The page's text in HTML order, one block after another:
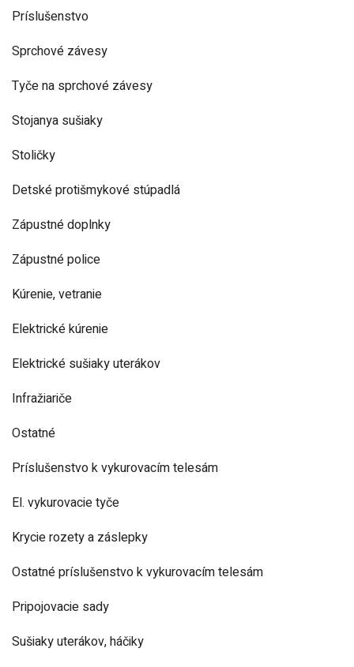
Príslušenstvo
Sprchové závesy
Tyče na sprchové závesy
Stojanya sušiaky
Stoličky
Detské protišmykové stúpadlá
Zápustné doplnky
Zápustné police
Kúrenie, vetranie
Elektrické kúrenie
Elektrické sušiaky uterákov
Infražiariče
Ostatné
Príslušenstvo k vykurovacím telesám
El. vykurovacie tyče
Krycie rozety a záslepky
Ostatné príslušenstvo k vykurovacím telesám
Pripojovacie sady
Sušiaky uterákov, háčiky